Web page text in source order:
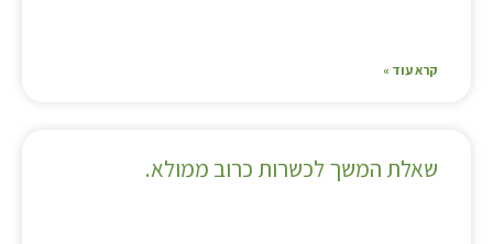
קרא עוד »
שאלת המשך לכשרות כרוב ממולא.